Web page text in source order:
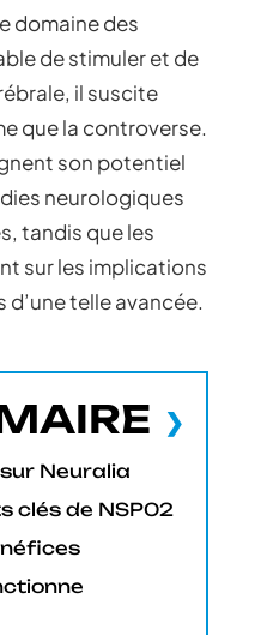
domaine des
de stimuler et de
il suscite
que la controverse.
son potentiel
neurologiques
tandis que les
sur les implications
telle avancée.
Neuralia
clés de NSP02